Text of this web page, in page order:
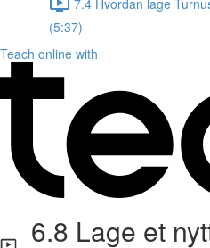
(5:37)
Teach online with
6.8 Lage et